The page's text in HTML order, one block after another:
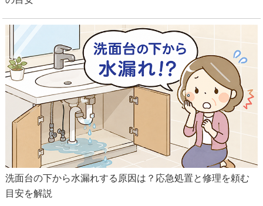
洗面台の下から水漏れする原因は？応急処置と修理を頼む
目安を解説